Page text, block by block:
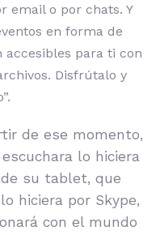
email o por chats. Y
en forma de
para ti con
Disfrútalo y
de ese momento,
lo hiciera
su tablet, que
hiciera por Skype,
con el mundo